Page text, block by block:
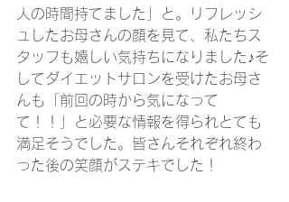
人の時間持てました」と。リフレッシ
ュしたお母さんの顔を見て、私たちス
タッフも嬉しい気持ちになりました♪そ
してダイエットサロンを受けたお母さ
んも「前回の時から気になって
て！！」と必要な情報を得られとても
満足そうでした。皆さんそれぞれ終わ
った後の笑顔がステキでした！